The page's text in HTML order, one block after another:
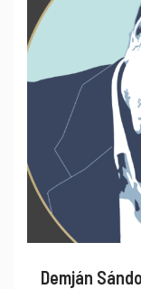
Demján